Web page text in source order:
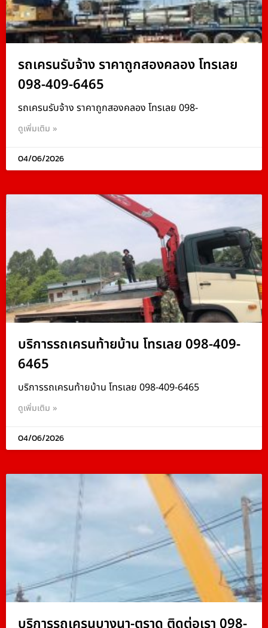
รถเครนรับจ้าง ราคาถูกสองคลอง โทรเลย
098-409-6465
รถเครนรับจ้าง ราคาถูกสองคลอง โทรเลย 098-
ดูเพิ่มเติม »
04/06/2026
บริการรถเครนท้ายบ้าน โทรเลย 098-409-
6465
บริการรถเครนท้ายบ้าน โทรเลย 098-409-6465
ดูเพิ่มเติม »
04/06/2026